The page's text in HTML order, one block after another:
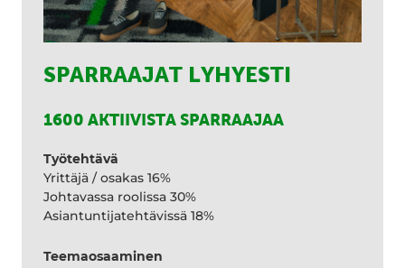
SPARRAAJAT LYHYESTI
1600 AKTIIVISTA SPARRAAJAA
Työtehtävä
Yrittäjä / osakas 16%
Johtavassa roolissa 30%
Asiantuntijatehtävissä 18%
Teemaosaaminen